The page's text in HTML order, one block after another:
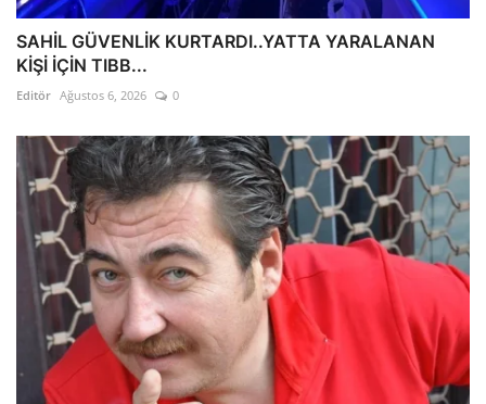
SAHİL GÜVENLİK KURTARDI..YATTA YARALANAN
KİŞİ İÇİN TIBB...
Editör Ağustos 6, 2026 0